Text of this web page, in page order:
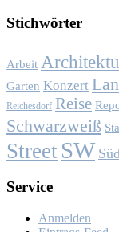
Stich­wör­ter
Arbeit
Garten Konzert
Reichesdorf Reise
Schwarzweiß
Street SW
Ser­vice
Anmelden